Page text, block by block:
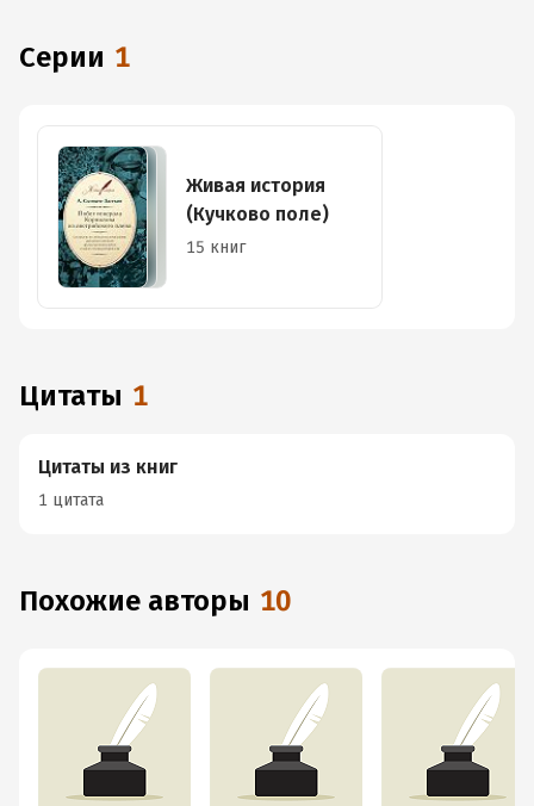
Серии 1
Живая история
(Кучково поле)
15 книг
Цитаты 1
Цитаты из книг
1 цитата
Похожие авторы 10